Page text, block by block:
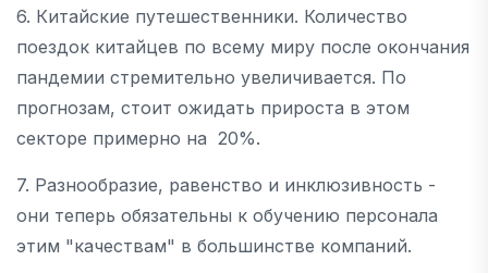
6. Китайские путешественники. Количество
поездок китайцев по всему миру после окончания
пандемии стремительно увеличивается. По
прогнозам, стоит ожидать прироста в этом
секторе примерно на 20%.
7. Разнообразие, равенство и инклюзивность -
они теперь обязательны к обучению персонала
этим "качествам" в большинстве компаний.